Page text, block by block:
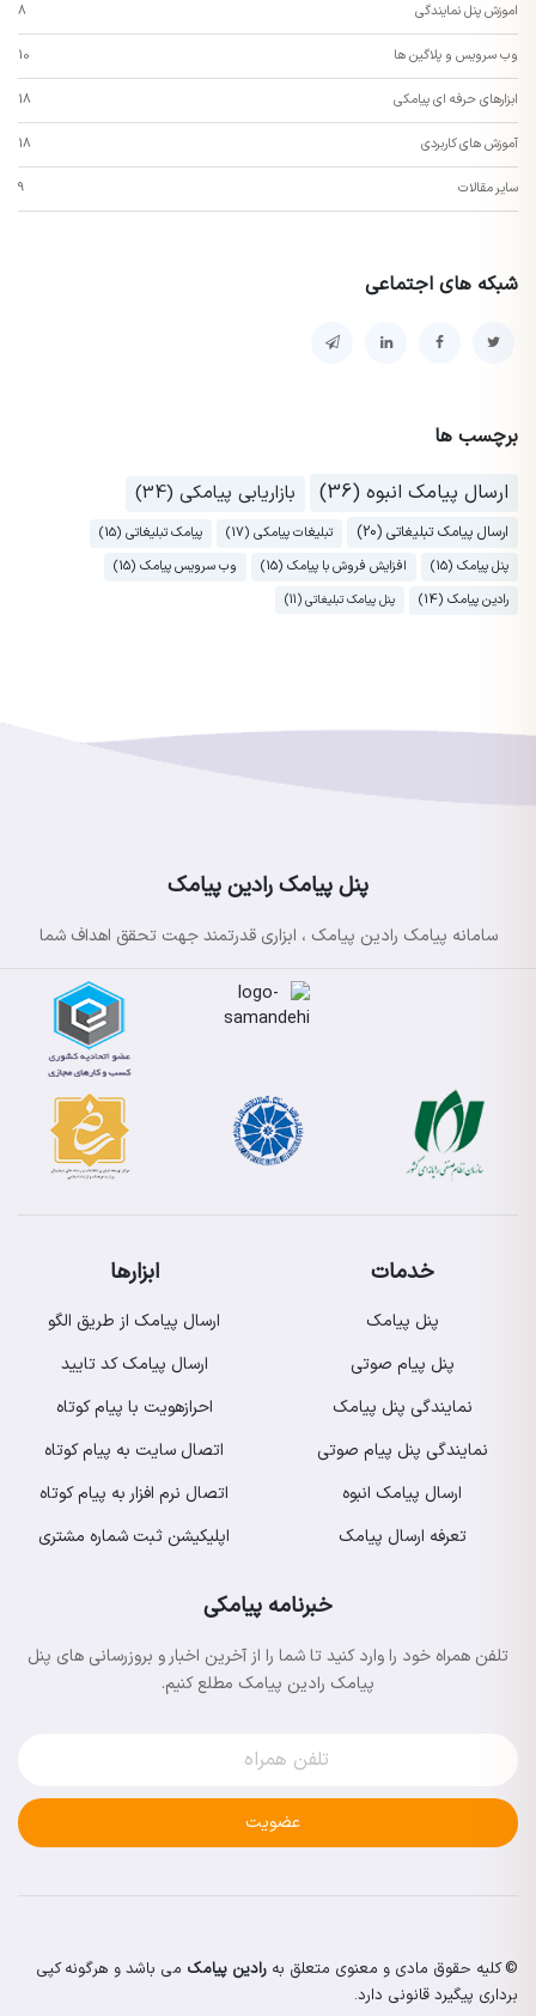
اموزش پنل نمایندگی 8
وب سرویس و پلاگین ها 10
ابزارهای حرفه ای پیامکی 18
آموزش های کاربردی 18
سایر مقالات 9
شبکه های اجتماعی
برچسب ها
ارسال پیامک انبوه (36)
بازاریابی پیامکی (34)
ارسال پیامک تبلیغاتی (20) تبلیغات پیامکی (17)
پیامک تبلیغاتی (15)
پنل پیامک (15)
افزایش فروش با پیامک (15)
وب سرویس پیامک (15)
رادین پیامک (14)
پنل پیامک تبلیغاتی (11)
پنل پیامک رادین پیامک
سامانه پیامک رادین پیامک ، ابزاری قدرتمند جهت تحقق اهداف شما
خدمات
پنل پیامک
پنل پیام صوتی
نمایندگی پنل پیامک
نمایندگی پنل پیام صوتی
ارسال پیامک انبوه
تعرفه ارسال پیامک
ابزارها
ارسال پیامک از طریق الگو
ارسال پیامک کد تایید
احرازهویت با پیام کوتاه
اتصال سایت به پیام کوتاه
اتصال نرم افزار به پیام کوتاه
اپلیکیشن ثبت شماره مشتری
خبرنامه پیامکی
تلفن همراه خود را وارد کنید تا شما را از آخرین اخبار و بروزرسانی های پنل
پیامک رادین پیامک مطلع کنیم.
عضویت
© کلیه حقوق مادی و معنوی متعلق به رادین پیامک می باشد و هرگونه کپی
برداری پیگیرد قانونی دارد.